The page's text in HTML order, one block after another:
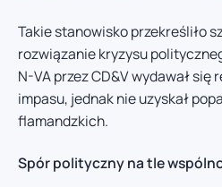
Takie stanowisko przekreśliło
rozwiązanie kryzysu
N-VA przez CD&V wydawał się
impasu, jednak nie uzyskał
flamandzkich.
Spór polityczny na tle